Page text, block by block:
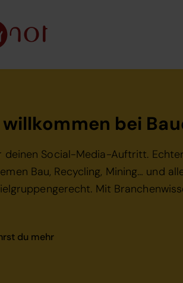
bei
deinen Social-Media-Auftritt.
Bau, Recycling, Mining… und
Mit
du mehr